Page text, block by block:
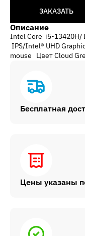
ЗАКАЗАТЬ
Описание
Intel Core i5-13420H/
IPS/Intel® UHD
mouse Цвет Cloud
Бесплатная
Цены указаны